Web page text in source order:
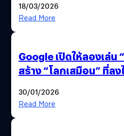
18/03/2026
Read More
Google เปิดให้ลองเล่น
สร้าง “โลกเสมือน” ที่ลง
30/01/2026
Read More